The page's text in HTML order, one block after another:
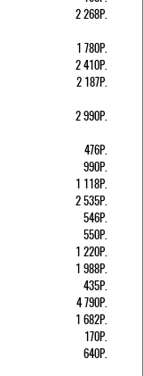
2 268Р.
1 780Р.
2 410Р.
2 187Р.
2 990Р.
476Р.
990Р.
1 118Р.
2 535Р.
546Р.
550Р.
1 220Р.
1 988Р.
435Р.
4 790Р.
1 682Р.
170Р.
640Р.